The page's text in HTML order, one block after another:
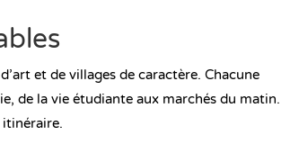
et de villages de caractère. Chacune
de la vie étudiante aux marchés du matin.